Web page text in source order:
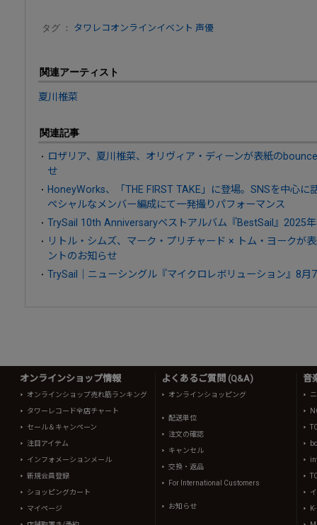
タグ ： タワレコオンラインイベント 声優
関連アーティスト
夏川椎菜
関連記事
ロザリア、夏川椎菜、オリヴィア・ディーンが表紙の
せ
HoneyWorks、「THE FIRST TAKE」に登場。SNSを中心に
ペシャルなメンバー編成にて一発撮りパフォーマンス
TrySail 10th Anniversaryベストアルバム『BestSail』2025
リトル・シムズ、マーク・プリチャード × トム・ヨークが
ントのお知らせ
TrySail｜ニューシングル『マイクロレボリューション』8月
オンラインショップ情報
オンラインショップ売れ筋ランキング
タワーレコード全店チャート
セール＆キャンペーン
注目アイテム
インフォメーションメール
新規会員登録
ショッピングカート
マイページ
よくあるご質問 (Q&A)
オンラインショッピング
配送単位
注文の確認
キャンセル
交換・返品
For International Customers
お知らせ
音